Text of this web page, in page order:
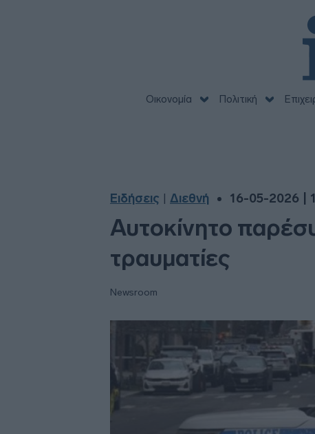
Οικονομία Πολιτική
Ειδήσεις Διεθνή 16-05-2026 |
Αυτοκίνητο
τραυματίες
Newsroom